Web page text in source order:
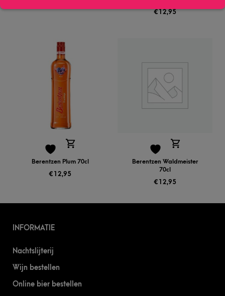
€12,95
Berentzen Plum 70cl
€ 12,95
Berentzen Waldmeister
70cl
€ 12,95
INFORMATIE
Nachtslijterij
Wijn bestellen
Online bier bestellen